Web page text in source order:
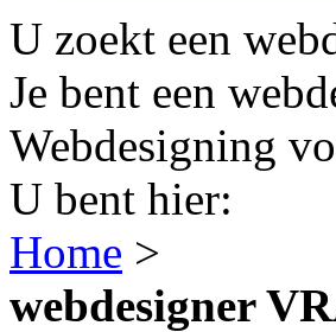
U zoekt een
Je bent een
Webdesigning
U bent hier:
Home >
webdesigner